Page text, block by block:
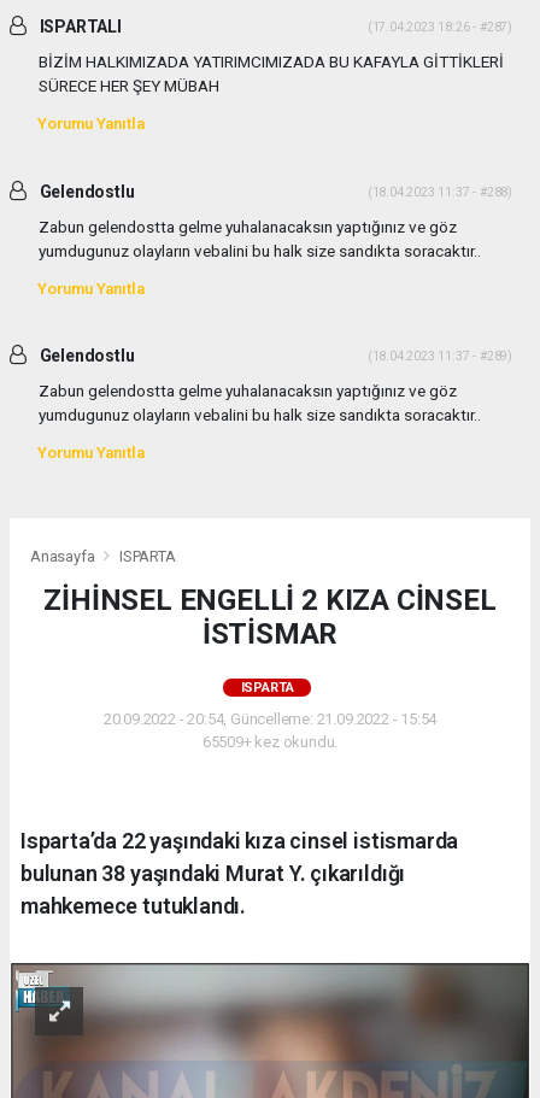
ISPARTALI (17.04.2023 18:26 - #287)
BİZİM HALKIMIZADA YATIRIMCIMIZADA BU KAFAYLA GİTTİKLERİ
SÜRECE HER ŞEY MÜBAH
Yorumu Yanıtla
Gelendostlu (18.04.2023 11:37 - #288)
Zabun gelendostta gelme yuhalanacaksın yaptığınız ve göz
yumdugunuz olayların vebalini bu halk size sandıkta soracaktır..
Yorumu Yanıtla
Gelendostlu (18.04.2023 11:37 - #289)
Zabun gelendostta gelme yuhalanacaksın yaptığınız ve göz
yumdugunuz olayların vebalini bu halk size sandıkta soracaktır..
Yorumu Yanıtla
Anasayfa ISPARTA
ZİHİNSEL ENGELLİ 2 KIZA CİNSEL
İSTİSMAR
ISPARTA
20.09.2022 - 20:54, Güncelleme: 21.09.2022 - 15:54
65509+ kez okundu.
Isparta’da 22 yaşındaki kıza cinsel istismarda
bulunan 38 yaşındaki Murat Y. çıkarıldığı
mahkemece tutuklandı.